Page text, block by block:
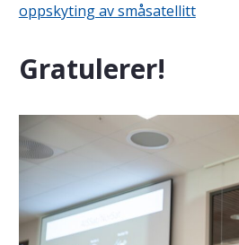
oppskyting av småsatellitt
Gratulerer!